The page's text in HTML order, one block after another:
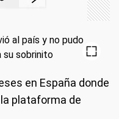
en España donde
la plataforma de